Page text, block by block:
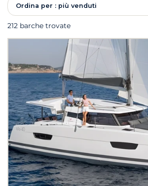
Ordina per : più venduti
212 barche trovate